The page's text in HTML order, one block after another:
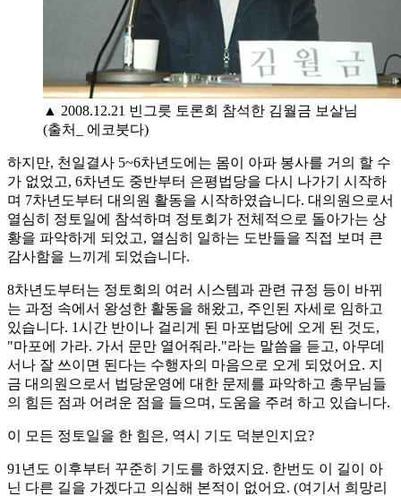
▲ 2008.12.21 빈그릇 토론회 참석한 김월금 보살님
(출처_ 에코붓다)
하지만, 천일결사 5~6차년도에는 몸이 아파 봉사를 거의 할 수
가 없었고, 6차년도 중반부터 은평법당을 다시 나가기 시작하
며 7차년도부터 대의원 활동을 시작하였습니다. 대의원으로서
열심히 정토일에 참석하며 정토회가 전체적으로 돌아가는 상
황을 파악하게 되었고, 열심히 일하는 도반들을 직접 보며 큰
감사함을 느끼게 되었습니다.
8차년도부터는 정토회의 여러 시스템과 관련 규정 등이 바뀌
는 과정 속에서 왕성한 활동을 해왔고, 주인된 자세로 임하고
있습니다. 1시간 반이나 걸리게 된 마포법당에 오게 된 것도,
"마포에 가라. 가서 문만 열어줘라."라는 말씀을 듣고, 아무데
서나 잘 쓰이면 된다는 수행자의 마음으로 오게 되었어요. 지
금 대의원으로서 법당운영에 대한 문제를 파악하고 총무님들
의 힘든 점과 어려운 점을 들으며, 도움을 주려 하고 있습니다.
이 모든 정토일을 한 힘은, 역시 기도 덕분인지요?
91년도 이후부터 꾸준히 기도를 하였지요. 한번도 이 길이 아
닌 다른 길을 가겠다고 의심해 본적이 없어요. (여기서 희망리